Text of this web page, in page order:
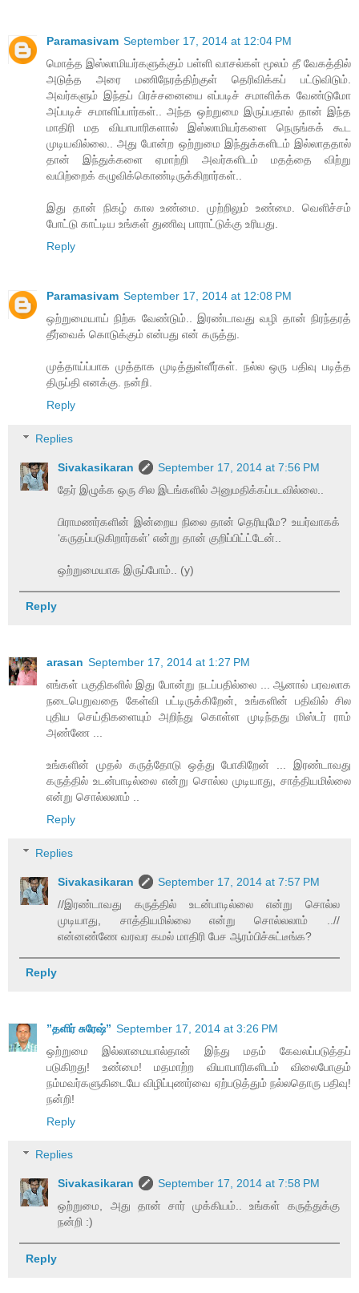
Paramasivam September 17, 2014 at 12:04 PM
மொத்த இஸ்லாமியர்களுக்கும் பள்ளி வாசல்கள் மூலம் தீ வேகத்தில்
அடுத்த அரை மணிநேரத்திற்குள் தெரிவிக்கப் பட்டுவிடும்.
அவர்களும் இந்தப் பிரச்சனையை எப்படிச் சமாளிக்க வேண்டுமோ
அப்படிச் சமாளிப்பார்கள்.. அந்த ஒற்றுமை இருப்பதால் தான் இந்த
மாதிரி மத வியாபாரிகளால் இஸ்லாமியர்களை நெருங்கக் கூட
முடியவில்லை.. அது போன்ற ஒற்றுமை இந்துக்களிடம் இல்லாததால்
தான் இந்துக்களை ஏமாற்றி அவர்களிடம் மதத்தை விற்று
வயிற்றைக் கழுவிக்கொண்டிருக்கிறார்கள்..
இது தான் நிகழ் கால உண்மை. முற்றிலும் உண்மை. வெளிச்சம்
போட்டு காட்டிய உங்கள் துணிவு பாராட்டுக்கு உரியது.
Reply
Paramasivam September 17, 2014 at 12:08 PM
ஒற்றுமையாய் நிற்க வேண்டும்.. இரண்டாவது வழி தான் நிரந்தரத்
தீர்வைக் கொடுக்கும் என்பது என் கருத்து.
முத்தாய்ப்பாக முத்தாக முடித்துள்ளீர்கள். நல்ல ஒரு பதிவு படித்த
திருப்தி எனக்கு. நன்றி.
Reply
Replies
Sivakasikaran
September 17, 2014 at 7:56 PM
தேர் இழுக்க ஒரு சில இடங்களில் அனுமதிக்கப்படவில்லை..
பிராமணர்களின் இன்றைய நிலை தான் தெரியுமே? உயர்வாகக்
‘கருதப்படுகிறார்கள்’ என்று தான் குறிப்பிட்ட்டேன்..
ஒற்றுமையாக இருப்போம்.. (y)
Reply
arasan September 17, 2014 at 1:27 PM
எங்கள் பகுதிகளில் இது போன்று நடப்பதில்லை ... ஆனால் பரவலாக
நடைபெறுவதை கேள்வி பட்டிருக்கிறேன், உங்களின் பதிவில் சில
புதிய செய்திகளையும் அறிந்து கொள்ள முடிந்தது மிஸ்டர் ராம்
அண்ணே ...
உங்களின் முதல் கருத்தோடு ஒத்து போகிறேன் ... இரண்டாவது
கருத்தில் உடன்பாடில்லை என்று சொல்ல முடியாது, சாத்தியமில்லை
என்று சொல்லலாம் ..
Reply
Replies
Sivakasikaran
September 17, 2014 at 7:57 PM
//இரண்டாவது கருத்தில் உடன்பாடில்லை என்று சொல்ல
முடியாது, சாத்தியமில்லை என்று சொல்லலாம் ..//
என்னண்ணே வரவர கமல் மாதிரி பேச ஆரம்பிச்சுட்டீங்க?
Reply
”தளிர் சுரேஷ்” September 17, 2014 at 3:26 PM
ஒற்றுமை இல்லாமையால்தான் இந்து மதம் கேவலப்படுத்தப்
படுகிறது! உண்மை! மதமாற்ற வியாபாரிகளிடம் விலைபோகும்
நம்மவர்களுகிடையே விழிப்புணர்வை ஏற்படுத்தும் நல்லதொரு பதிவு!
நன்றி!
Reply
Replies
Sivakasikaran
September 17, 2014 at 7:58 PM
ஒற்றுமை, அது தான் சார் முக்கியம்.. உங்கள் கருத்துக்கு
நன்றி :)
Reply